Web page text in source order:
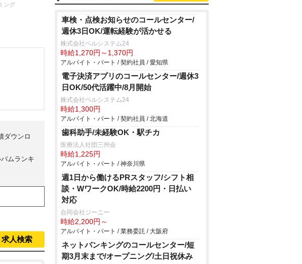
ング
ダウンロ
ムランキ
求人検索
車検・点検お知らせのコールセンター/
週休3日OK/運転経験が活かせる
株式会社ベルシステム24
時給1,270円～1,370円
アルバイト・パート / 契約社員 / 愛知県
電子決済アプリのコールセンター/週休3
日OK/50代活躍中/8月開始
株式会社ベルシステム24
時給1,300円
アルバイト・パート / 契約社員 / 北海道
歯科助手/未経験OK・駅チカ
医療法人社団三州会
時給1,225円
アルバイト・パート / 神奈川県
週1日から働けるPRスタッフ/シフト相
談・WワークOK/時給2200円・日払い
対応
合同会社ジーニー
時給2,200円～
アルバイト・パート / 業務委託 / 大阪府
ネットバンキングのコールセンター/短
期3月末まで/オープニング/土日祝休み